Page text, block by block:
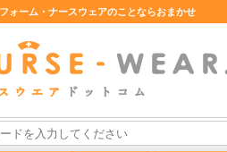
ォーム・ナースウェアのことならおまかせ